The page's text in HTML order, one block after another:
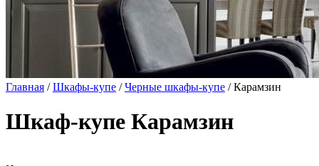
Главная /Шкафы-купе /Черные шкафы-купе / Карамзин
Шкаф-купе Карамзин